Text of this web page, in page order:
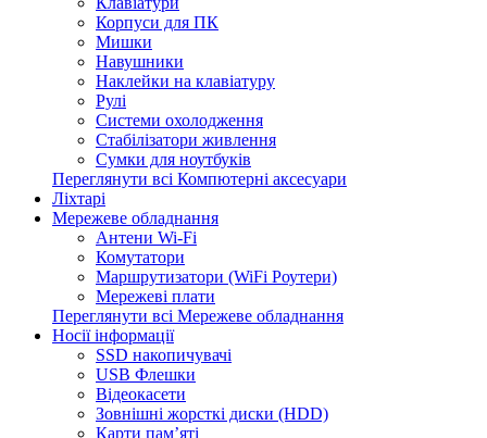
Корпуси для ПК
Мишки
Навушники
Наклейки на клавіатуру
Рулі
Системи охолодження
Стабілізатори живлення
Сумки для ноутбуків
Переглянути всі Компютерні аксесуари
Ліхтарі
Мережеве обладнання
Антени Wi-Fi
Комутатори
Маршрутизатори (WiFi Роутери)
Мережеві плати
Переглянути всі Мережеве обладнання
Носії інформації
SSD накопичувачі
USB Флешки
Відеокасети
Зовнішні жорсткі диски (HDD)
Карти пам’яті